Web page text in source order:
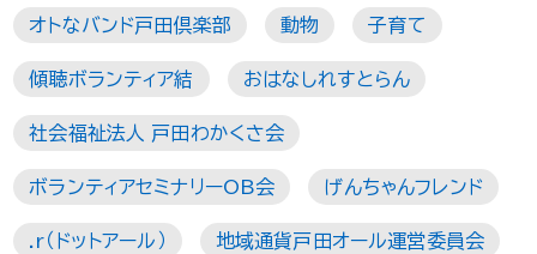
オトなバンド戸田倶楽部 動物 子育て
傾聴ボランティア結 おはなしれすとらん
社会福祉法人 戸田わかくさ会
ボランティアセミナリーOB会 げんちゃんフレンド
.r（ドットアール） 地域通貨戸田オール運営委員会